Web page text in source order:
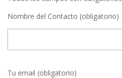
Nombre del Contacto (obligatorio)
Tu email (obligatorio)